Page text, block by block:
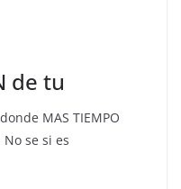
de tu
MAS TIEMPO
se si es